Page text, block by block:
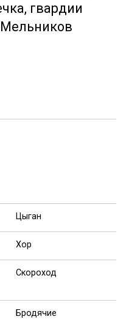
гвардии
Мельников
Цыган
Хор
Скороход
Бродячие